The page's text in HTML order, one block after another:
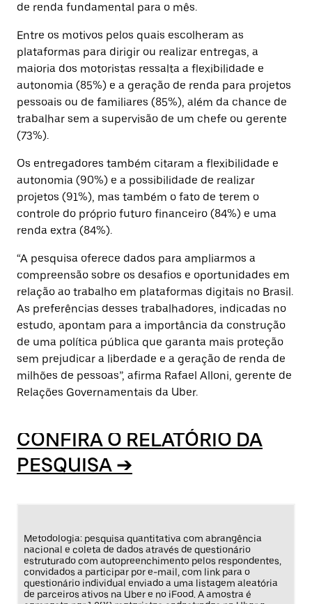
de renda fundamental para o mês.
Entre os motivos pelos quais escolheram as
plataformas para dirigir ou realizar entregas, a
maioria dos motoristas ressalta a flexibilidade e
autonomia (85%) e a geração de renda para projetos
pessoais ou de familiares (85%), além da chance de
trabalhar sem a supervisão de um chefe ou gerente
(73%).
Os entregadores também citaram a flexibilidade e
autonomia (90%) e a possibilidade de realizar
projetos (91%), mas também o fato de terem o
controle do próprio futuro financeiro (84%) e uma
renda extra (84%).
“A pesquisa oferece dados para ampliarmos a
compreensão sobre os desafios e oportunidades em
relação ao trabalho em plataformas digitais no Brasil.
As preferências desses trabalhadores, indicadas no
estudo, apontam para a importância da construção
de uma política pública que garanta mais proteção
sem prejudicar a liberdade e a geração de renda de
milhões de pessoas”, afirma Rafael Alloni, gerente de
Relações Governamentais da Uber.
CONFIRA O RELATÓRIO DA
PESQUISA ➔
Metodologia: pesquisa quantitativa com abrangência
nacional e coleta de dados através de questionário
estruturado com autopreenchimento pelos respondentes,
convidados a participar por e-mail, com link para o
questionário individual enviado a uma listagem aleatória
de parceiros ativos na Uber e no iFood. A amostra é